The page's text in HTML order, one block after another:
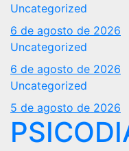
Uncategorized
6 de agosto de 2026
Uncategorized
6 de agosto de 2026
Uncategorized
5 de agosto de 2026